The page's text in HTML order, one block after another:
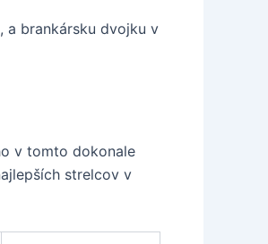
a brankársku dvojku v
v tomto dokonale
strelcov v